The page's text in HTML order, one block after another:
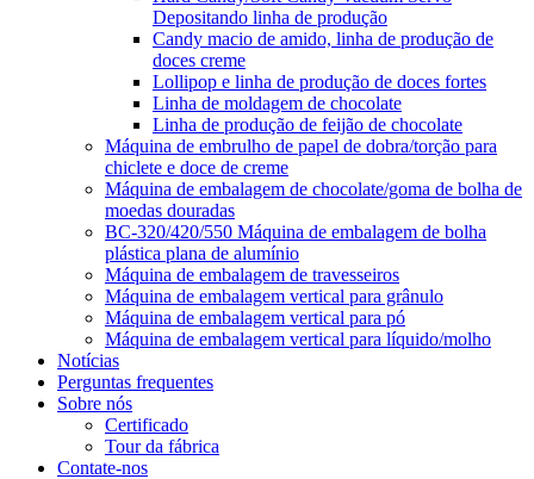
Depositando linha de produção
Candy macio de amido, linha de produção de
doces creme
Lollipop e linha de produção de doces fortes
Linha de moldagem de chocolate
Linha de produção de feijão de chocolate
Máquina de embrulho de papel de dobra/torção para
chiclete e doce de creme
Máquina de embalagem de chocolate/goma de bolha de
moedas douradas
BC-320/420/550 Máquina de embalagem de bolha
plástica plana de alumínio
Máquina de embalagem de travesseiros
Máquina de embalagem vertical para grânulo
Máquina de embalagem vertical para pó
Máquina de embalagem vertical para líquido/molho
Notícias
Perguntas frequentes
Sobre nós
Certificado
Tour da fábrica
Contate-nos